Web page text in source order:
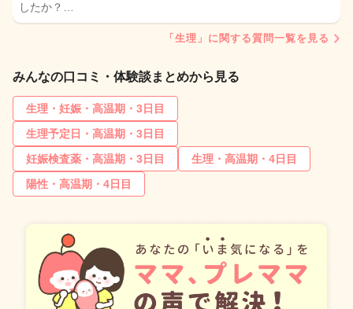
したか？…
「生理」に関する質問一覧を見る
みんなの口コミ・体験談まとめから見る
生理・妊娠・高温期・3日目
生理予定日・高温期・3日目
妊娠検査薬・高温期・3日目
生理・高温期・4日目
陽性・高温期・4日目